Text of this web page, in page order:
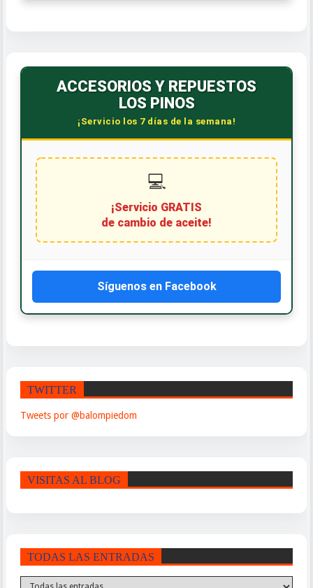
ACCESORIOS Y REPUESTOS
LOS PINOS
¡Servicio los 7 días de la semana!
💻
¡Servicio GRATIS
de cambio de aceite!
Síguenos en Facebook
TWITTER
Tweets por @balompiedom
VISITAS AL BLOG
TODAS LAS ENTRADAS